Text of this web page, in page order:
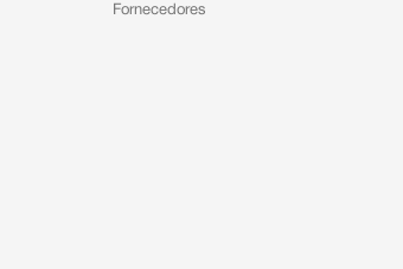
Fornecedores